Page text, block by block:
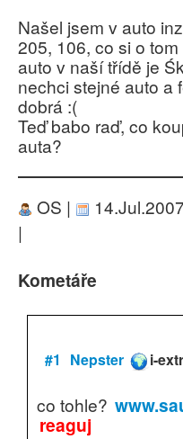
Našel jsem v auto
205, 106, co si o
auto v naší třídě je
nechci stejné auto a
dobrá :(
Teď babo raď, co
auta?
OS |
|
Kometáře
#1 Nepster i-
co tohle?
reaguj